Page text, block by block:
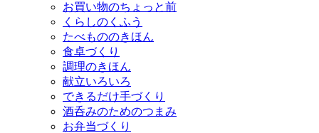
お買い物のちょっと前
くらしのくふう
たべもののきほん
食卓づくり
調理のきほん
献立いろいろ
できるだけ手づくり
酒呑みのためのつまみ
お弁当づくり